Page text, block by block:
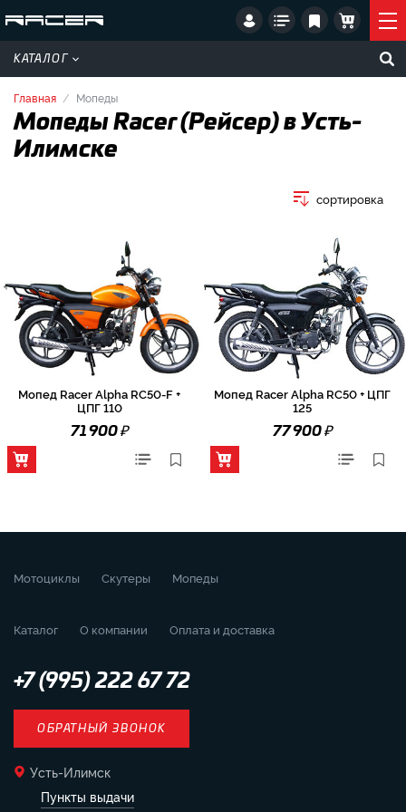
КАТАЛОГ
Главная Мопеды
Мопеды Racer (Рейсер) в Усть-
Илимске
сортировка
Мопед Racer Alpha RC50-F +
ЦПГ 110
71 900₽
Мопед Racer Alpha RC50 + ЦПГ
125
77 900₽
Мотоциклы Скутеры Мопеды
Каталог О компании Оплата и доставка
+7 (995) 222 67 72
ОБРАТНЫЙ ЗВОНОК
Усть-Илимск
Пункты выдачи